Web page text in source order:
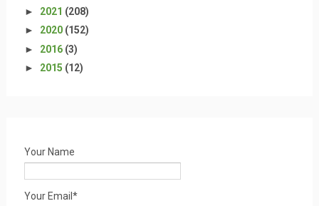
► 2021 (208)
► 2020 (152)
► 2016 (3)
► 2015 (12)
Your Name
Your Email*